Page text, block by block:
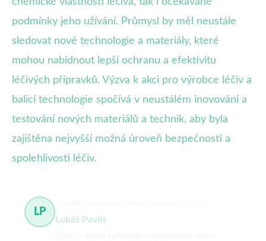
podmínky jeho užívání. Průmysl by měl neustále
sledovat nové technologie a materiály, které
mohou nabídnout lepší ochranu a efektivitu
léčivých přípravků. Výzva k akci pro výrobce léčiv a
balicí technologie spočívá v neustálém inovování a
testování nových materiálů a technik, aby byla
zajištěna nejvyšší možná úroveň bezpečnosti a
spolehlivosti léčiv.
LP
Lukáš Pavliš